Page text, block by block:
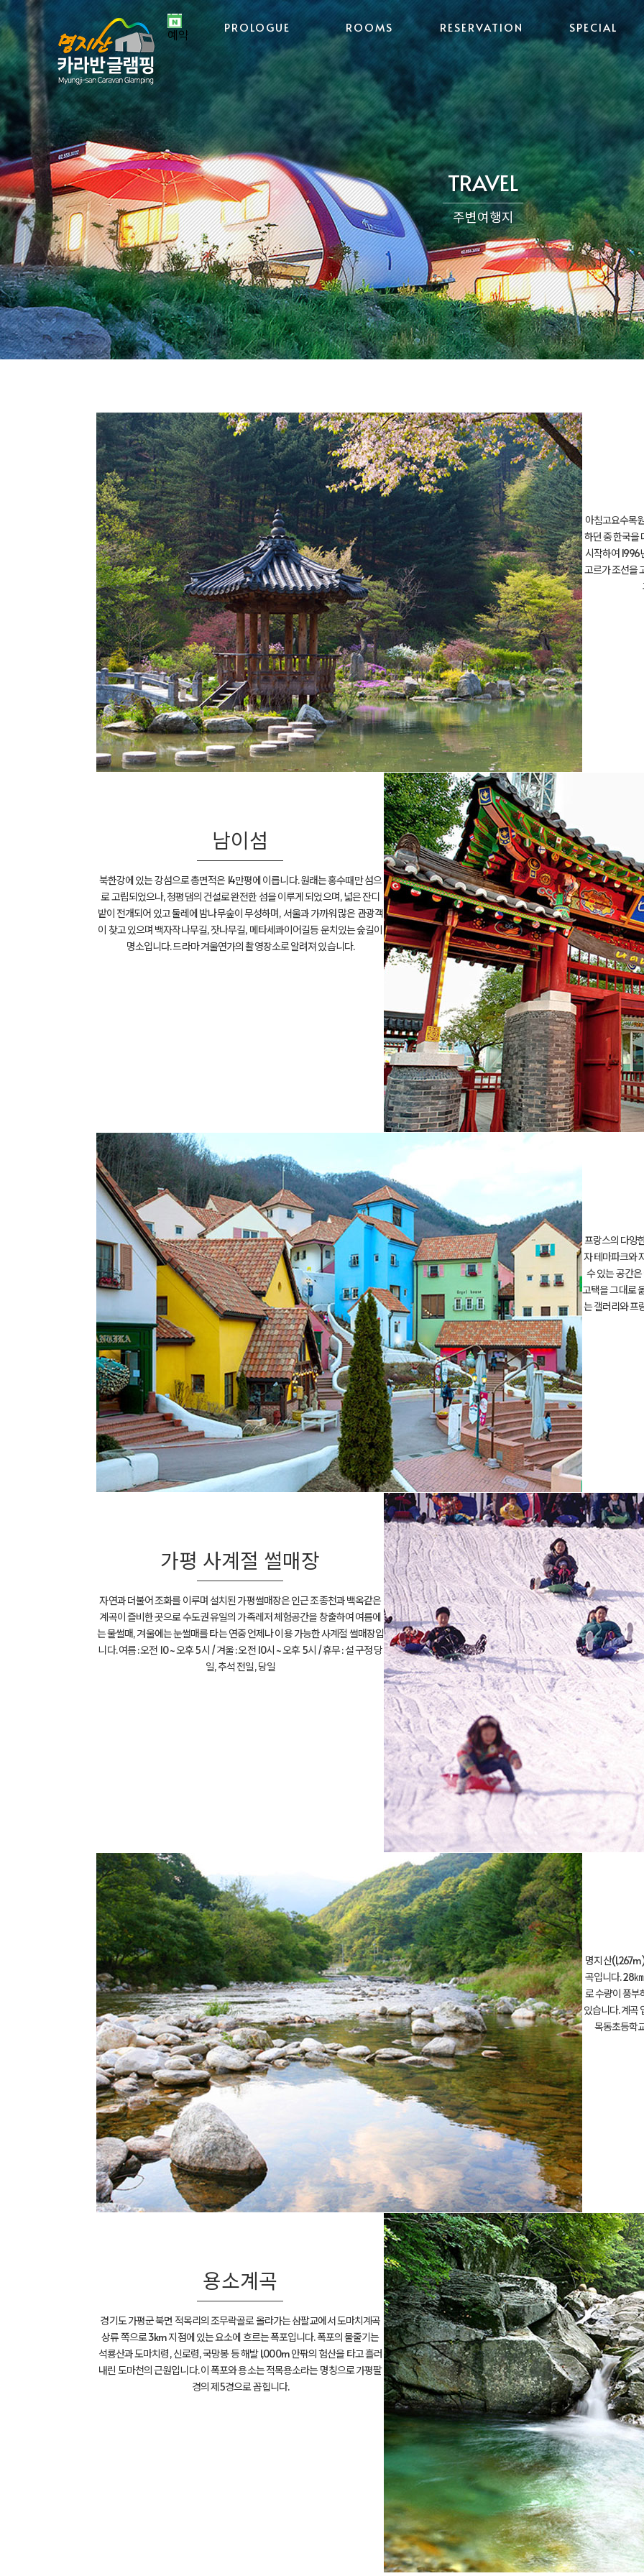
예약 PROLOGUE ROOMS
객실위치
카라반(HP-
760)
카라반(HP-
760UP)
카라반(로얄스
위트)
카라반(스위
트)
카라반(프리미
엄)
글램핑/고급형
카바나
글램핑/오페라
하우스
글램핑/스카이
락복층
미니카바나
펜션101호
펜션102호
펜션201호
펜션202호
펜션203호
RESERVATION SPECIAL
TRAVEL
주변여행지
아침고요수목
하던 중 한국을
시작하여 1996
고르가 조선을
남이섬
북한강에 있는 강섬으로 총면적은 14만평에 이릅니다. 원래는 홍수때만 섬으
로 고립되었으나, 청평댐의 건설로 완전한 섬을 이루게 되었으며, 넓은 잔디
밭이 전개되어 있고 둘레에 밤나무숲이 무성하며, 서울과 가까워 많은 관광객
이 찾고 있으며 백자작나무길, 잣나무길, 메타세콰이어길등 운치있는 숲길이
명소입니다. 드라마 겨울연가의 촬영장소로 알려져 있습니다.
프랑스의 다양
자 테마파크와
수 있는 공간
고택을 그대로
는 갤러리와 프
가평 사계절 썰매장
자연과 더불어 조화를 이루며 설치된 가평썰매장은 인근 조종천과 백옥같은
계곡이 즐비한 곳으로 수도권 유일의 가족레저 체험공간을 창출하여 여름에
는 물썰매, 겨울에는 눈썰매를 타는 연중 언제나 이용 가능한 사계절 썰매장입
니다. 여름 : 오전 10 ~ 오후 5시 / 겨울 : 오전 10시 ~ 오후 5시 / 휴무 : 설 구정 당
일, 추석 전일, 당일
명지산
곡입니다. 28
로 수량이 풍부
있습니다. 계곡
목동초등학
용소계곡
경기도 가평군 북면 적목리의 조무락골로 올라가는 삼팔교에서 도마치계곡
상류 쪽으로 3km 지점에 있는 요소에 흐르는 폭포입니다. 폭포의 물줄기는
석룡산과 도마치령, 신로령, 국망봉 등 해발 1,000m 안팎의 험산을 타고 흘러
내린 도마천의 근원입니다. 이 폭포와 용소는 적목용소라는 명칭으로 가평팔
경의 제5경으로 꼽힙니다.